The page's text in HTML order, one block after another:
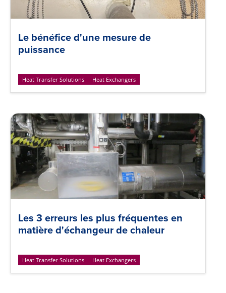
Le bénéfice d'une mesure de
puissance
Heat Transfer Solutions Heat Exchangers
Les 3 erreurs les plus fréquentes en
matière d'échangeur de chaleur
Heat Transfer Solutions Heat Exchangers